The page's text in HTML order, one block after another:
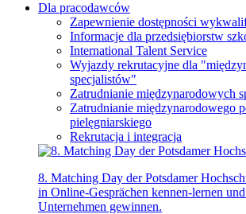
Dla pracodawców
Zapewnienie dostępności
Informacje dla przedsiębiorstw
International Talent Service
Wyjazdy rekrutacyjne dla
specjalistów"
Zatrudnianie międzynarodowych
Zatrudnianie międzynarodowego
pielęgniarskiego
Rekrutacja i integracja
8. Matching Day der Potsdamer
in Online-Gesprächen kennen-lernen
Unternehmen gewinnen.